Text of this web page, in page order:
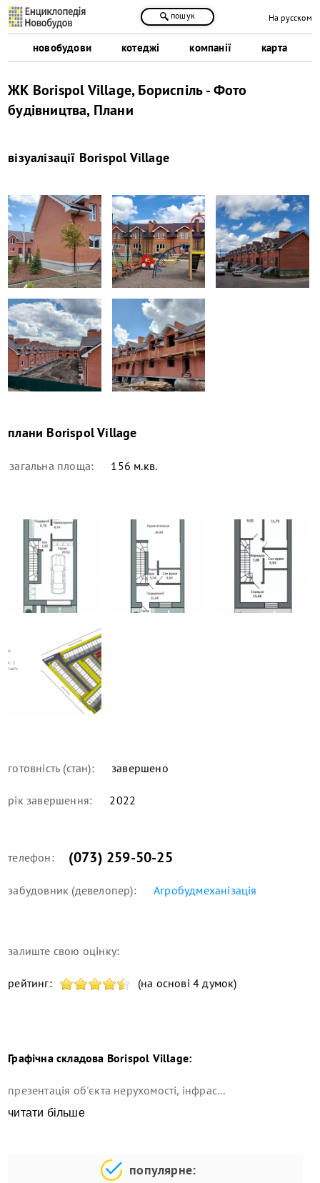
новобудови котеджі компанії карта
пошук На русском
ЖК Borispol Village, Бориспіль - Фото
будівництва, Плани
візуалізації Borispol Village
плани Borispol Village
загальна площа: 156 м.кв.
готовність (стан): завершено
рік завершення: 2022
телефон: (073) 259-50-25
забудовник (девелопер): Агробудмеханізація
залиште свою оцінку:
рейтинг: (на основі 4 думок)
Графічна складова Borispol Village:
презентація об'єкта нерухомості, інфрас...
читати більше
популярне: